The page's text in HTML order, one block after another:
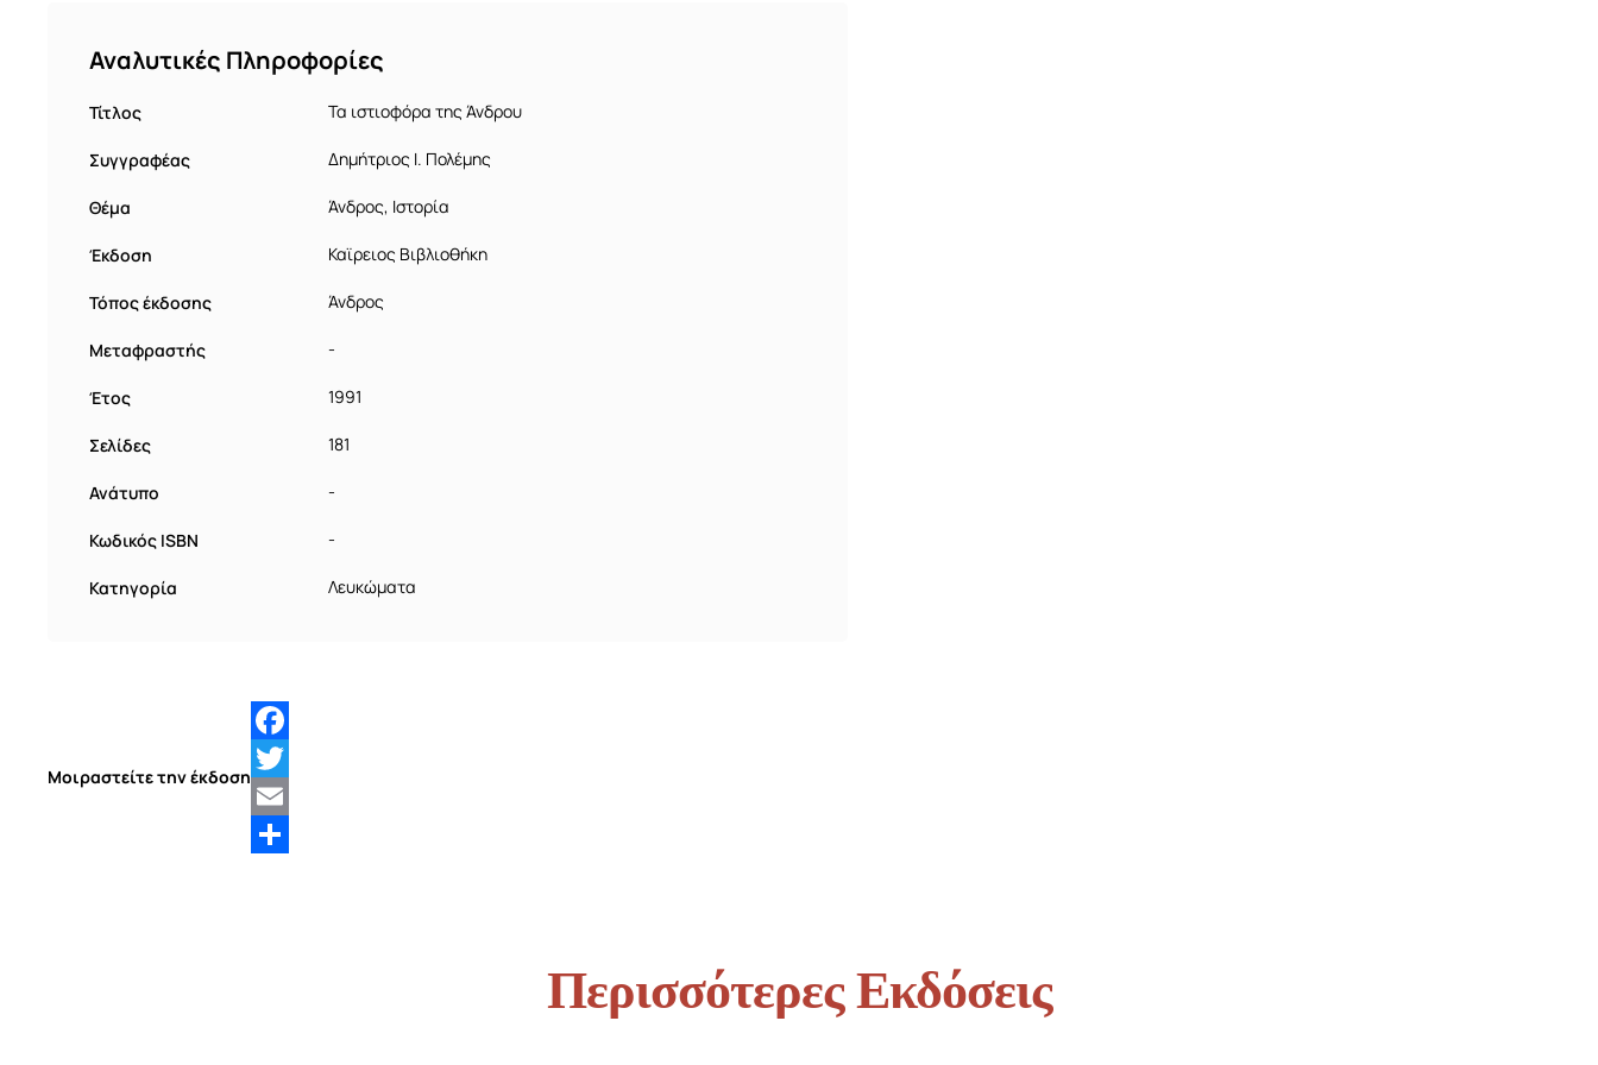
Αναλυτικές Πληροφορίες
Τίτλος Τα ιστιοφόρα της Άνδρου
Συγγραφέας Δημήτριος Ι. Πολέμης
Θέμα Άνδρος, Ιστορία
Έκδοση Καϊρειος Βιβλιοθήκη
Τόπος έκδοσης Άνδρος
Μεταφραστής -
Έτος 1991
Σελίδες 181
Ανάτυπο -
Κωδικός ISBN -
Κατηγορία Λευκώματα
Μοιραστείτε την έκδοση
Facebook
Twitter
Email
Περισσότερες Εκδόσεις